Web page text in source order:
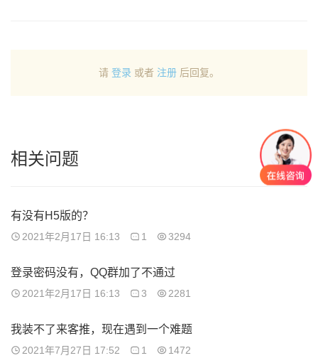
请 登录 或者 注册 后回复。
相关问题
有没有H5版的？
2021年2月17日 16:13 1 3294
登录密码没有，QQ群加了不通过
2021年2月17日 16:13 3 2281
我装不了来客推，现在遇到一个难题
2021年7月27日 17:52 1 1472